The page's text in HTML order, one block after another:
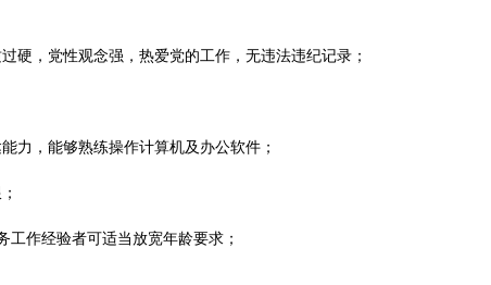
，党性观念强，热爱党的工作，无违法违纪记录；
力，能够熟练操作计算机及办公软件；
作经验者可适当放宽年龄要求；